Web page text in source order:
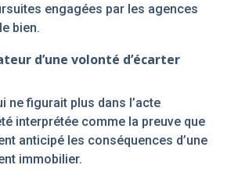
engagées par les agences
bien.
d’une volonté d’écarter
ne figurait plus dans l’acte
interprétée comme la preuve que
anticipé les conséquences d’une
immobilier.